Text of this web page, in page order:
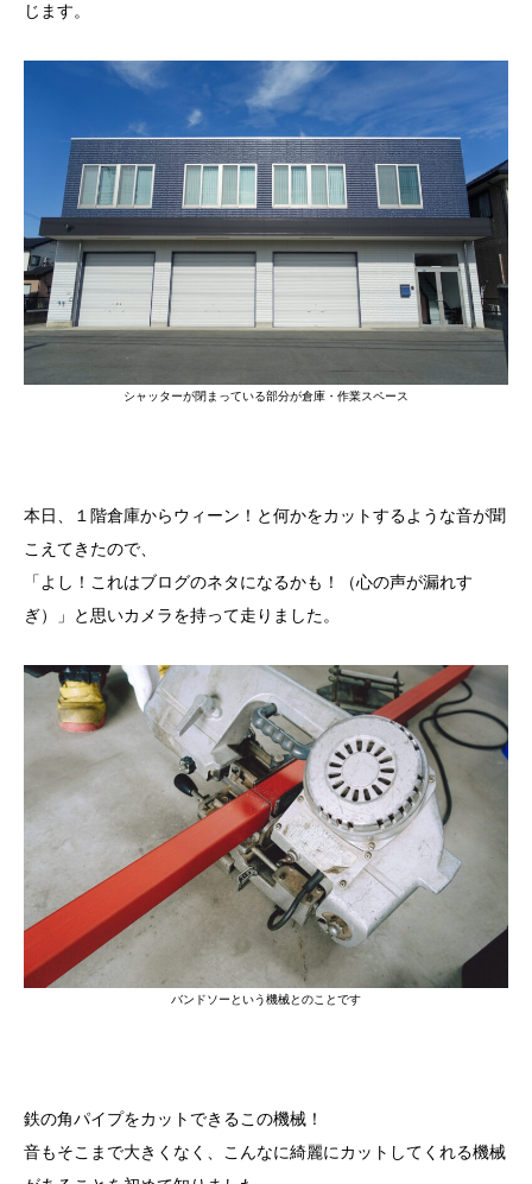
じます。
シャッターが閉まっている部分が倉庫・作業スペース
本日、１階倉庫からウィーン！と何かをカットするような音が聞
こえてきたので、
「よし！これはブログのネタになるかも！（心の声が漏れす
ぎ）」と思いカメラを持って走りました。
バンドソーという機械とのことです
鉄の角パイプをカットできるこの機械！
音もそこまで大きくなく、こんなに綺麗にカットしてくれる機械